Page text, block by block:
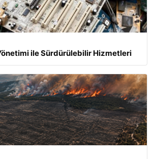
ile Sürdürülebilir Hizmetleri